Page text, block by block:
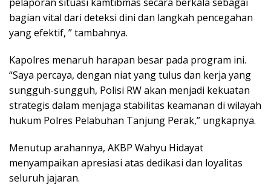
bagian vital dari deteksi dini dan langkah pencegahan
yang efektif, ” tambahnya.
Kapolres menaruh harapan besar pada program ini.
“Saya percaya, dengan niat yang tulus dan kerja yang
sungguh-sungguh, Polisi RW akan menjadi kekuatan
strategis dalam menjaga stabilitas keamanan di wilayah
hukum Polres Pelabuhan Tanjung Perak,” ungkapnya.
Menutup arahannya, AKBP Wahyu Hidayat
menyampaikan apresiasi atas dedikasi dan loyalitas
seluruh jajaran.